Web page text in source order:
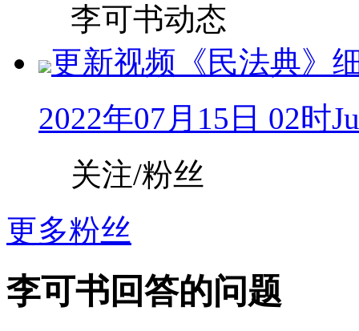
李可书动态
更新视频 《民法典》
2022年07月15日 02时
关注/粉丝
更多粉丝
李可书回答的问题